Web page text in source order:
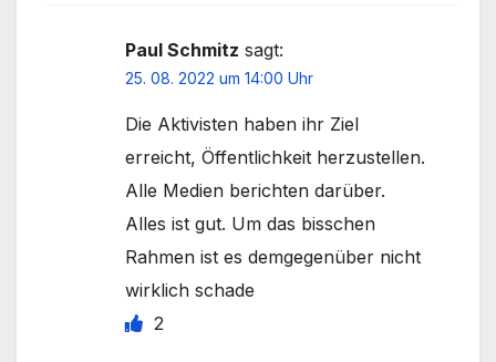
Paul Schmitz sagt:
25. 08. 2022 um 14:00 Uhr
Die Aktivisten haben ihr Ziel
erreicht, Öffentlichkeit herzustellen.
Alle Medien berichten darüber.
Alles ist gut. Um das bisschen
Rahmen ist es demgegenüber nicht
wirklich schade
2